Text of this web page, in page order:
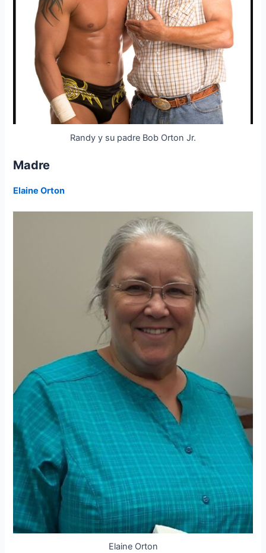
Randy y su padre Bob Orton Jr.
Madre
Elaine Orton
Elaine Orton